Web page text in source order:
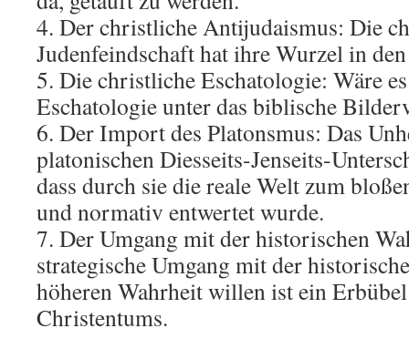
4. Der christliche Antijudaismus: Die
Judenfeindschaft hat ihre Wurzel in
5. Die christliche Eschatologie: Wäre
Eschatologie unter das biblische
6. Der Import des Platonsmus: Das
platonischen Diesseits-Jenseits-
dass durch sie die reale Welt zum
und normativ entwertet wurde.
7. Der Umgang mit der historischen
strategische Umgang mit der
höheren Wahrheit willen ist ein
Christentums.